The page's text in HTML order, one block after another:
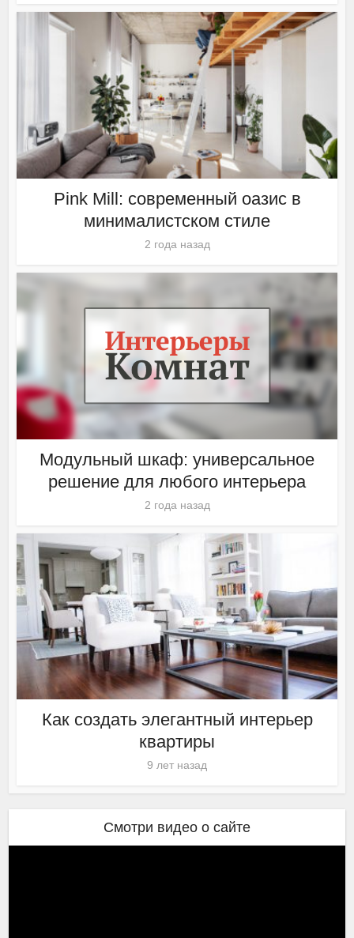
Pink Mill: современный оазис в
минималистском стиле
2 года назад
Модульный шкаф: универсальное
решение для любого интерьера
2 года назад
Как создать элегантный интерьер
квартиры
9 лет назад
Смотри видео о сайте